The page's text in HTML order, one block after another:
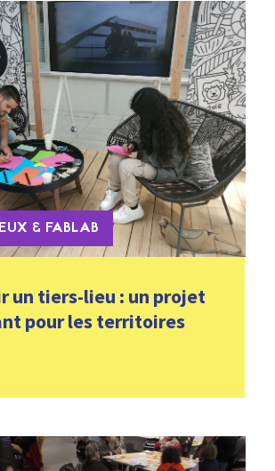
& FABLAB
un tiers-lieu : un projet
pour les territoires